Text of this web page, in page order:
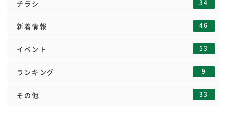
チラシ 34
新着情報 46
イベント 53
ランキング 9
その他 33